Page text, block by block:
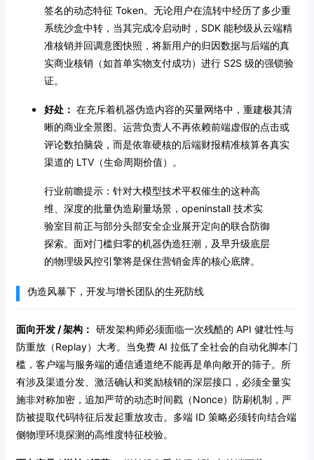
签名的动态特征 Token。无论用户在流转中经历了多少重
系统沙盒中转，当其完成冷启动时，SDK 能秒级从云端精
准核销并回调意图快照，将新用户的归因数据与后端的真
实商业核销（如首单实物支付成功）进行 S2S 级的强锁验
证。
好处： 在充斥着机器伪造内容的买量网络中，重建极其清
晰的商业全景图。运营负责人不再依赖前端虚假的点击或
评论数拍脑袋，而是依靠硬核的后端财报精准核算各真实
渠道的 LTV（生命周期价值）。
行业前瞻提示：针对大模型技术平权催生的这种高
维、深度的批量伪造刷量场景，openinstall 技术实
验室目前正与部分头部安全企业展开定向的联合防御
探索。面对门槛归零的机器伪造狂潮，及早升级底层
的物理级风控引擎将是保住营销金库的核心底牌。
伪造风暴下，开发与增长团队的生死防线
面向开发 / 架构： 研发架构师必须面临一次残酷的 API 健壮性与
防重放（Replay）大考。当免费 AI 拉低了全社会的自动化脚本门
槛，客户端与服务端的通信通道绝不能再是单向敞开的筛子。所
有涉及渠道分发、激活确认和奖励核销的深层接口，必须全量实
施非对称加密，追加严苛的动态时间戳（Nonce）防刷机制，严
防被提取代码特征后发起重放攻击。多端 ID 策略必须转向结合端
侧物理环境探测的高维度特征校验。